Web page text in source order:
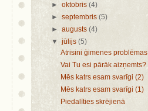
►oktobris(4)
►septembris(5)
►augusts(4)
▼jūlijs(5)
Atrisini ģimenes problēmas
Vai Tu esi pārāk aizņemts?
Mēs katrs esam svarīgi (2)
Mēs katrs esam svarīgi (1)
Piedalīties skrējienā